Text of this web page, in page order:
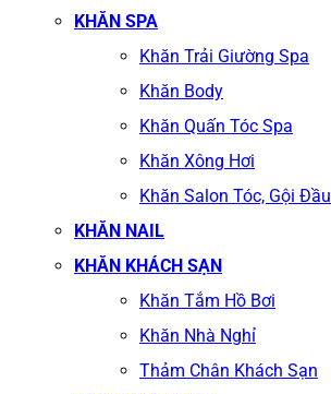
KHĂN SPA
Khăn Trải Giường Spa
Khăn Body
Khăn Quấn Tóc Spa
Khăn Xông Hơi
Khăn Salon Tóc, Gội Đầu
KHĂN NAIL
KHĂN KHÁCH SẠN
Khăn Tắm Hồ Bơi
Khăn Nhà Nghỉ
Thảm Chân Khách Sạn